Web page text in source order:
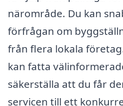
närområde. Du kan
förfrågan om
från flera lokala
kan fatta
säkerställa att du får
servicen till ett